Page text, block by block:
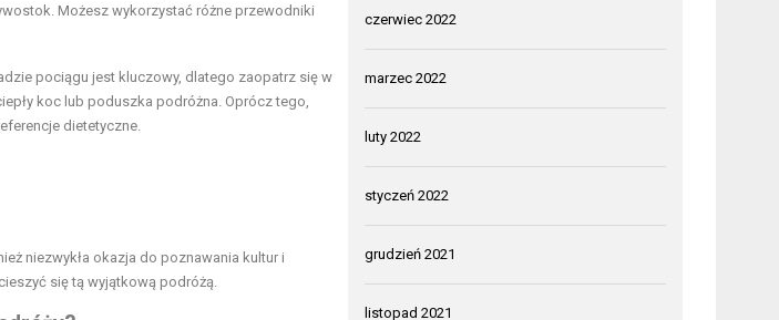
Możesz wykorzystać różne przewodniki
pociągu jest kluczowy, dlatego zaopatrz się w
koc lub poduszka podróżna. Oprócz tego,
dietetyczne.
niezwykła okazja do poznawania kultur i
się tą wyjątkową podróżą.
czerwiec 2022
marzec 2022
luty 2022
styczeń 2022
grudzień 2021
listopad 2021